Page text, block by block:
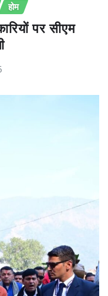
होम
पर सीएम